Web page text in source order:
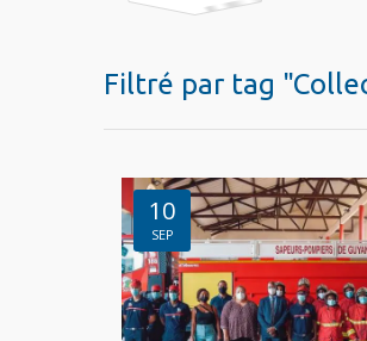
Filtré par tag
10
SEP